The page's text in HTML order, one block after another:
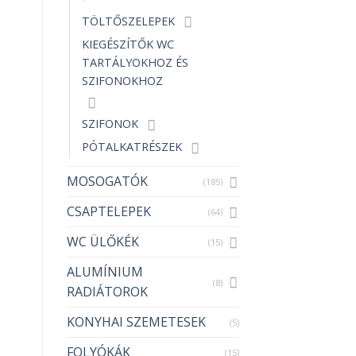
TÖLTŐSZELEPEK
KIEGÉSZÍTŐK WC
TARTÁLYOKHOZ ÉS
SZIFONOKHOZ
SZIFONOK
PÓTALKATRÉSZEK
MOSOGATÓK (185)
CSAPTELEPEK (64)
WC ÜLŐKÉK (15)
ALUMÍNIUM
RADIÁTOROK
(8)
KONYHAI SZEMETESEK (5)
FOLYÓKÁK (15)